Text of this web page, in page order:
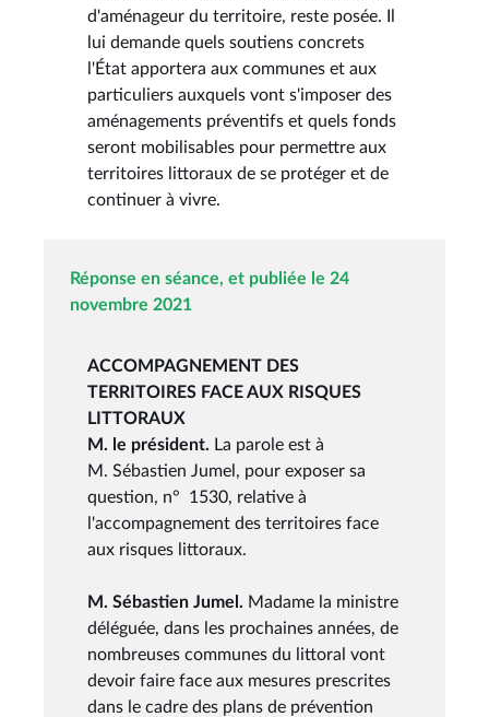
d'aménageur du territoire, reste posée. Il
lui demande quels soutiens concrets
l'État apportera aux communes et aux
particuliers auxquels vont s'imposer des
aménagements préventifs et quels fonds
seront mobilisables pour permettre aux
territoires littoraux de se protéger et de
continuer à vivre.
Réponse en séance, et publiée le 24
novembre 2021
ACCOMPAGNEMENT DES
TERRITOIRES FACE AUX RISQUES
LITTORAUX
M. le président. La parole est à
M. Sébastien Jumel, pour exposer sa
question, n° 1530, relative à
l'accompagnement des territoires face
aux risques littoraux.
M. Sébastien Jumel. Madame la ministre
déléguée, dans les prochaines années, de
nombreuses communes du littoral vont
devoir faire face aux mesures prescrites
dans le cadre des plans de prévention